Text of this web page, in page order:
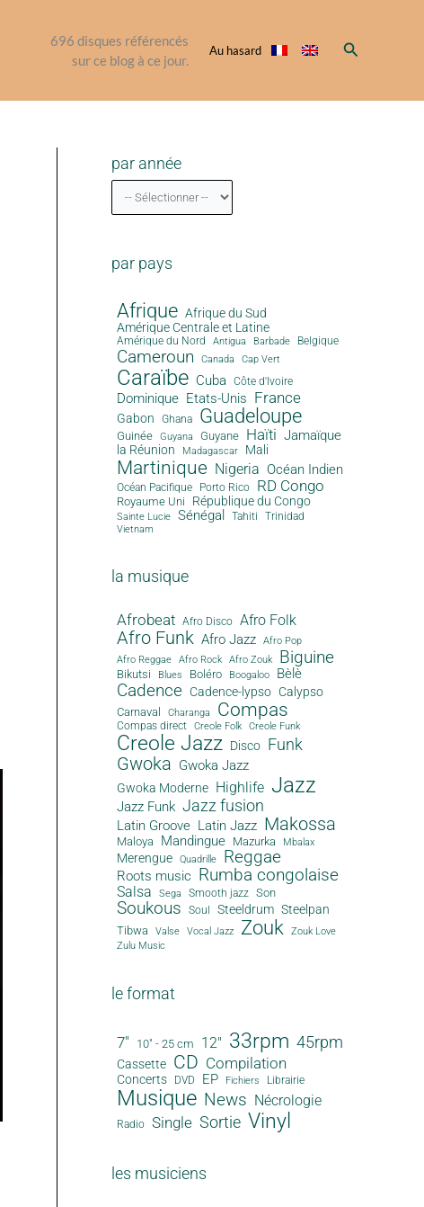
696 disques référencés
sur ce blog à ce jour.
Au hasard Rechercher
par année
par pays
Afrique Afrique du Sud
Amérique Centrale et Latine
Amérique du Nord Antigua Barbade Belgique
Cameroun Canada Cap Vert
Caraïbe Cuba Côte d'Ivoire
Dominique Etats-Unis France
Gabon Ghana Guadeloupe
Guinée Guyana Guyane Haïti Jamaïque
la Réunion Madagascar Mali
Martinique Nigeria Océan Indien
Océan Pacifique Porto Rico RD Congo
Royaume Uni République du Congo
Sainte Lucie Sénégal Tahiti Trinidad
Vietnam
la musique
Afrobeat Afro Disco Afro Folk
Afro Funk Afro Jazz
Afro Pop
Afro Reggae
Afro Rock Afro Zouk Biguine
Bikutsi Blues Boléro Boogaloo Bèlè
Cadence Cadence-lypso Calypso
Carnaval Charanga Compas
Compas direct Creole Folk Creole Funk
Creole Jazz Disco Funk
Gwoka Gwoka Jazz
Gwoka Moderne Highlife Jazz
Jazz Funk Jazz fusion
Latin Groove Latin Jazz Makossa
Maloya Mandingue Mazurka Mbalax
Merengue Quadrille Reggae
Roots music Rumba congolaise
Salsa Sega Smooth jazz Son
Soukous Soul Steeldrum Steelpan
Tibwa Valse Vocal Jazz Zouk
Zouk Love
Zulu Music
le format
7" 10" - 25 cm 12" 33rpm 45rpm
Cassette CD Compilation
Concerts DVD EP Fichiers Librairie
Musique News Nécrologie
Radio Single Sortie Vinyl
les musiciens